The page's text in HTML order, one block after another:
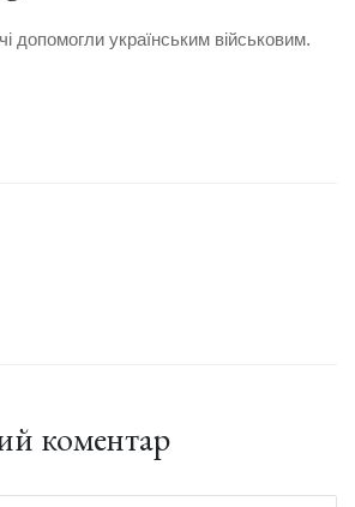
допомогли українським військовим.
коментар